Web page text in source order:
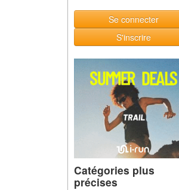
Se connecter
S'inscrire
Catégories plus
précises